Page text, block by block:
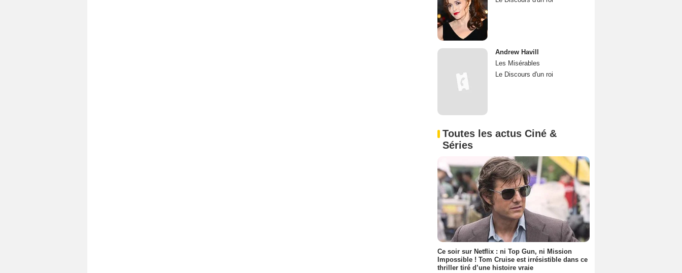
Andrew Havill
Les Misérables
Le Discours d'un roi
Toutes les actus Ciné &
Séries
Ce soir sur Netflix : ni Top Gun, ni Mission
Impossible ! Tom Cruise est irrésistible dans ce
thriller tiré d’une histoire vraie